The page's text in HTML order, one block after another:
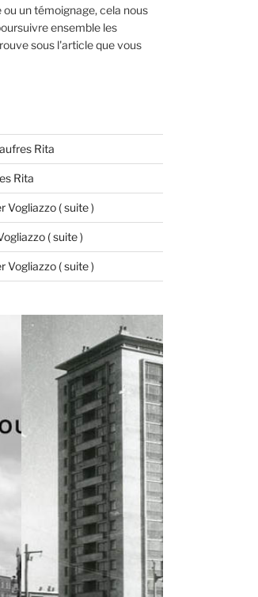
un témoignage, cela nous
ensemble les
sous l'article que vous
Rita
Rita
Vogliazzo ( suite )
( suite )
Vogliazzo ( suite )